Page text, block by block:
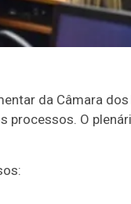
da Câmara dos
processos. O